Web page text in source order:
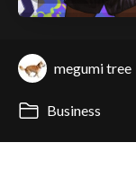
megumi tree
Business